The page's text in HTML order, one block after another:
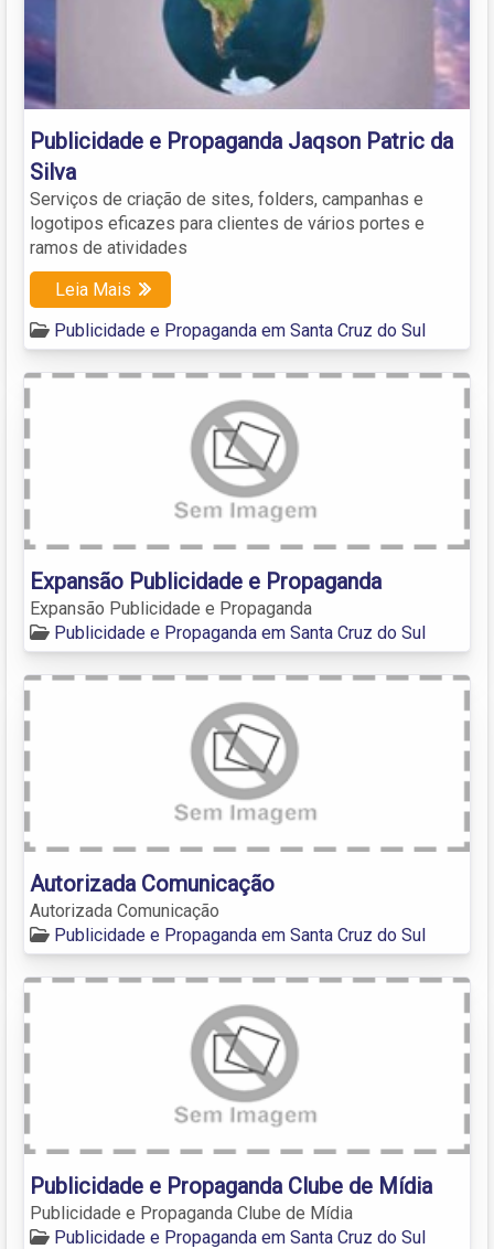
Publicidade e Propaganda Jaqson Patric da
Silva
Serviços de criação de sites, folders, campanhas e
logotipos eficazes para clientes de vários portes e
ramos de atividades
Leia Mais
Publicidade e Propaganda em Santa Cruz do Sul
Expansão Publicidade e Propaganda
Expansão Publicidade e Propaganda
Publicidade e Propaganda em Santa Cruz do Sul
Autorizada Comunicação
Autorizada Comunicação
Publicidade e Propaganda em Santa Cruz do Sul
Publicidade e Propaganda Clube de Mídia
Publicidade e Propaganda Clube de Mídia
Publicidade e Propaganda em Santa Cruz do Sul